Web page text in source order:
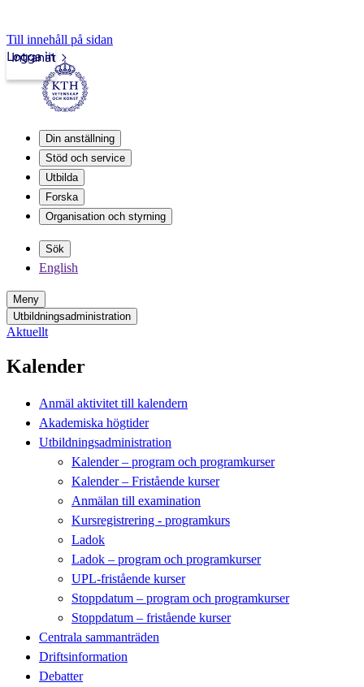
Till innehåll på sidan
Intranät
Logga in
Din anställning
Stöd och service
Utbilda
Forska
Organisation och styrning
Sök
English
Meny
Utbildningsadministration
Aktuellt
Kalender
Anmäl aktivitet till kalendern
Akademiska högtider
Utbildningsadministration
Kalender – program och programkurser
Kalender – Fristående kurser
Anmälan till examination
Kursregistrering - programkurs
Ladok
Ladok – program och programkurser
UPL-fristående kurser
Stoppdatum – program och programkurser
Stoppdatum – fristående kurser
Centrala sammanträden
Driftsinformation
Debatter